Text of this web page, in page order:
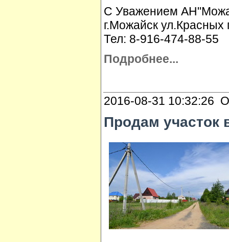
С Уважением
г.Можайск
Тел: 8-916-474-88-55
Подробнее...
2016-08-31 10:32:26
Прoдам участок